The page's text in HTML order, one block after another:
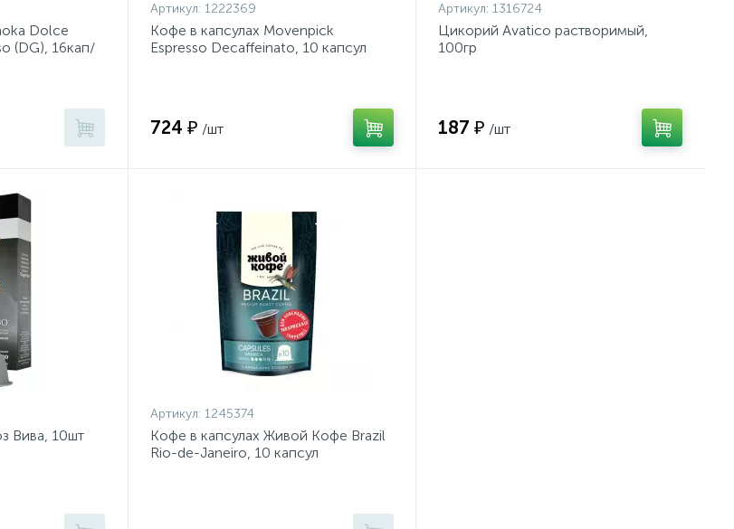
Dolce
(DG), 16кап/
Артикул: 1222369
Кофе в капсулах Movenpick
Espresso Decaffeinato, 10 капсул
724 ₽ /шт
Артикул: 1316724
Цикорий Avatico растворимый,
100гр
187 ₽ /шт
Вива, 10шт
Артикул: 1245374
Кофе в капсулах Живой Кофе Brazil
Rio-de-Janeiro, 10 капсул